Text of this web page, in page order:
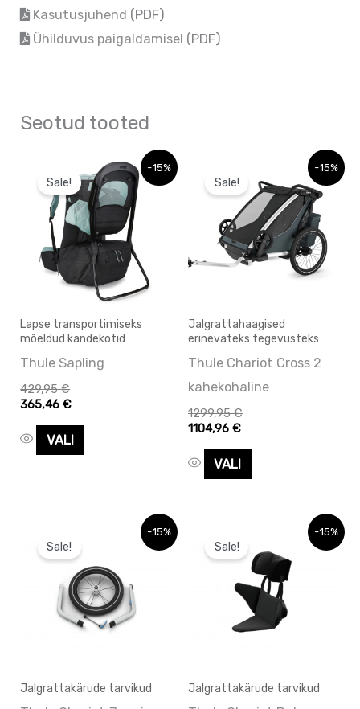
Kasutusjuhend (PDF)
Ühilduvus paigaldamisel (PDF)
Seotud tooted
-15%
Sale!
Lapse transportimiseks
mõeldud kandekotid
Thule Sapling
429,95€
365,46€
VALI
Sellel
tootel
on
mitu
varianti.
Valikuid
teha
tootelehel.
-15%
Sale!
Jalgrattahaagised
erinevateks tegevusteks
Thule Chariot Cross 2
kahekohaline
1299,95€
1104,96 €
VALI
tootel
on
mitu
varianti.
teha
tootelehel.
-15%
Sale!
Jalgrattakärude tarvikud
Hinnavahemik:
163,00 €
Hinnavahemik:
138,55 €
on
mitu
varianti.
-15%
Sale!
Jalgrattakärude tarvikud
hind
on:
91,00 €.